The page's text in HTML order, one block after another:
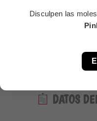
TIPO
DATOS
Disculpen las